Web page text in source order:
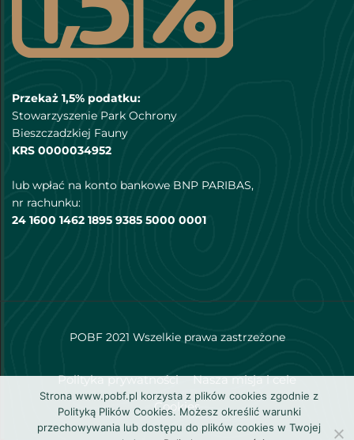
Przekaż 1,5% podatku:
Stowarzyszenie Park Ochrony
Bieszczadzkiej Fauny
KRS 0000034952
lub wpłać na konto bankowe BNP PARIBAS,
nr rachunku:
24 1600 1462 1895 9385 5000 0001
POBF 2021 Wszelkie prawa zastrzeżone
Polityka prywatności
Nasza misja i cele
Cookies
Strona www.pobf.pl korzysta z plików cookies zgodnie z
Polityką Plików Cookies. Możesz określić warunki
przechowywania lub dostępu do plików cookies w Twojej